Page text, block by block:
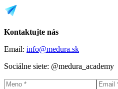
Kontaktujte nás
Email: info@medura.sk
Sociálne siete: @medura_academy